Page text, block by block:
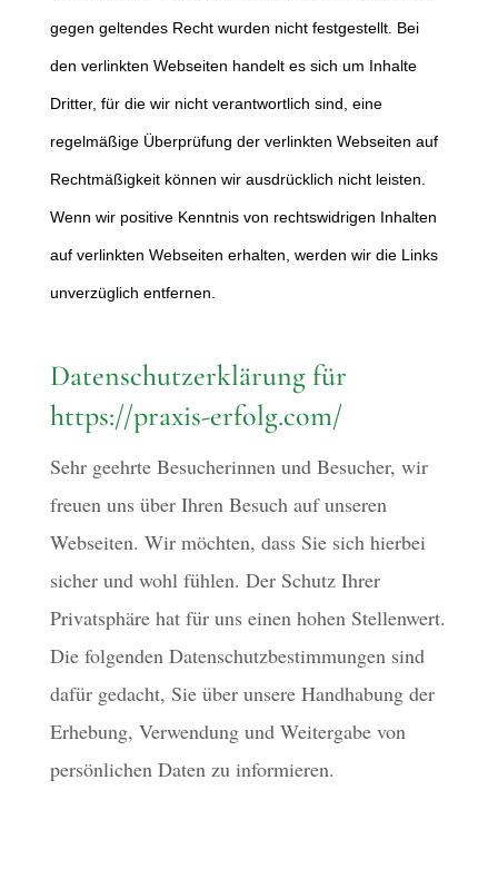
gegen geltendes Recht wurden nicht festgestellt. Bei
den verlinkten Webseiten handelt es sich um Inhalte
Dritter, für die wir nicht verantwortlich sind, eine
regelmäßige Überprüfung der verlinkten Webseiten auf
Rechtmäßigkeit können wir ausdrücklich nicht leisten.
Wenn wir positive Kenntnis von rechtswidrigen Inhalten
auf verlinkten Webseiten erhalten, werden wir die Links
unverzüglich entfernen.
Datenschutzerklärung für
https://praxis-erfolg.com/
Sehr geehrte Besucherinnen und Besucher, wir
freuen uns über Ihren Besuch auf unseren
Webseiten. Wir möchten, dass Sie sich hierbei
sicher und wohl fühlen. Der Schutz Ihrer
Privatsphäre hat für uns einen hohen Stellenwert.
Die folgenden Datenschutzbestimmungen sind
dafür gedacht, Sie über unsere Handhabung der
Erhebung, Verwendung und Weitergabe von
persönlichen Daten zu informieren.